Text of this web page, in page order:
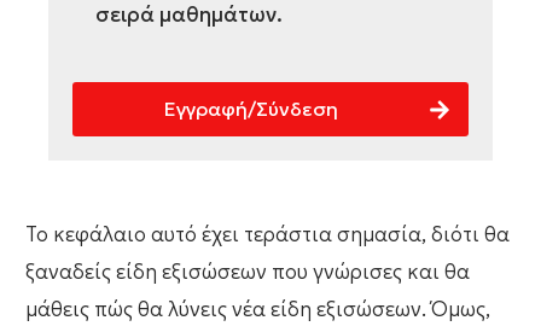
σειρά μαθημάτων.
Εγγραφή/Σύνδεση
Το κεφάλαιο αυτό έχει τεράστια σημασία, διότι θα
ξαναδείς είδη εξισώσεων που γνώρισες και θα
μάθεις πώς θα λύνεις νέα είδη εξισώσεων. Όμως,